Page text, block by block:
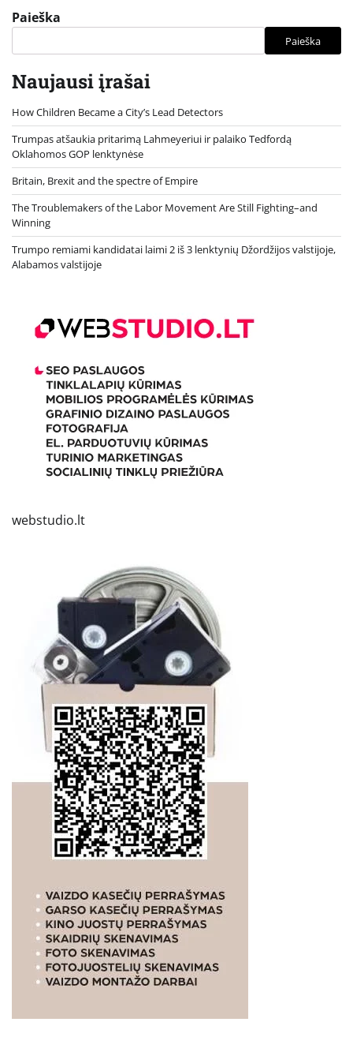
Paieška
Paieška
Naujausi įrašai
How Children Became a City’s Lead Detectors
Trumpas atšaukia pritarimą Lahmeyeriui ir palaiko Tedfordą
Oklahomos GOP lenktynėse
Britain, Brexit and the spectre of Empire
The Troublemakers of the Labor Movement Are Still Fighting–and
Winning
Trumpo remiami kandidatai laimi 2 iš 3 lenktynių Džordžijos valstijoje,
Alabamos valstijoje
webstudio.lt